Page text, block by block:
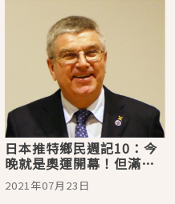
日本推特鄉民週記10：今
晚就是奧運開幕！但滿天
飛的奧運新聞令日本鄉民
發出了煩躁怒吼聲？
2021年07月23日